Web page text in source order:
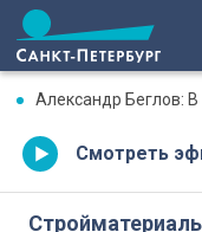
Александр Беглов: В Невском районе завершено
Смотреть